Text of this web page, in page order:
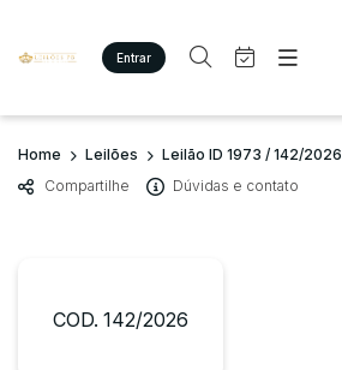
Entrar
Criar conta Entrar
Site
Agenda
Quem Somos
Imóveis
Busca por palavra-chave
Quem Somos
Home Leilões Leilão ID 1973 / 142/2026
Compartilhe
Dúvidas e contato
COD. 142/2026